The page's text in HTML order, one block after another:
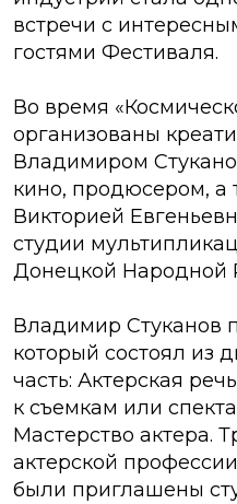
встречи с
гостями Фестиваля.
Во время
организованы
Владимиром
кино, продюсером, а
Викторией
студии
Донецкой Народной
Владимир Стуканов
который состоял из
часть: Актерская
к съемкам или
Мастерство актера.
актерской
были приглашены